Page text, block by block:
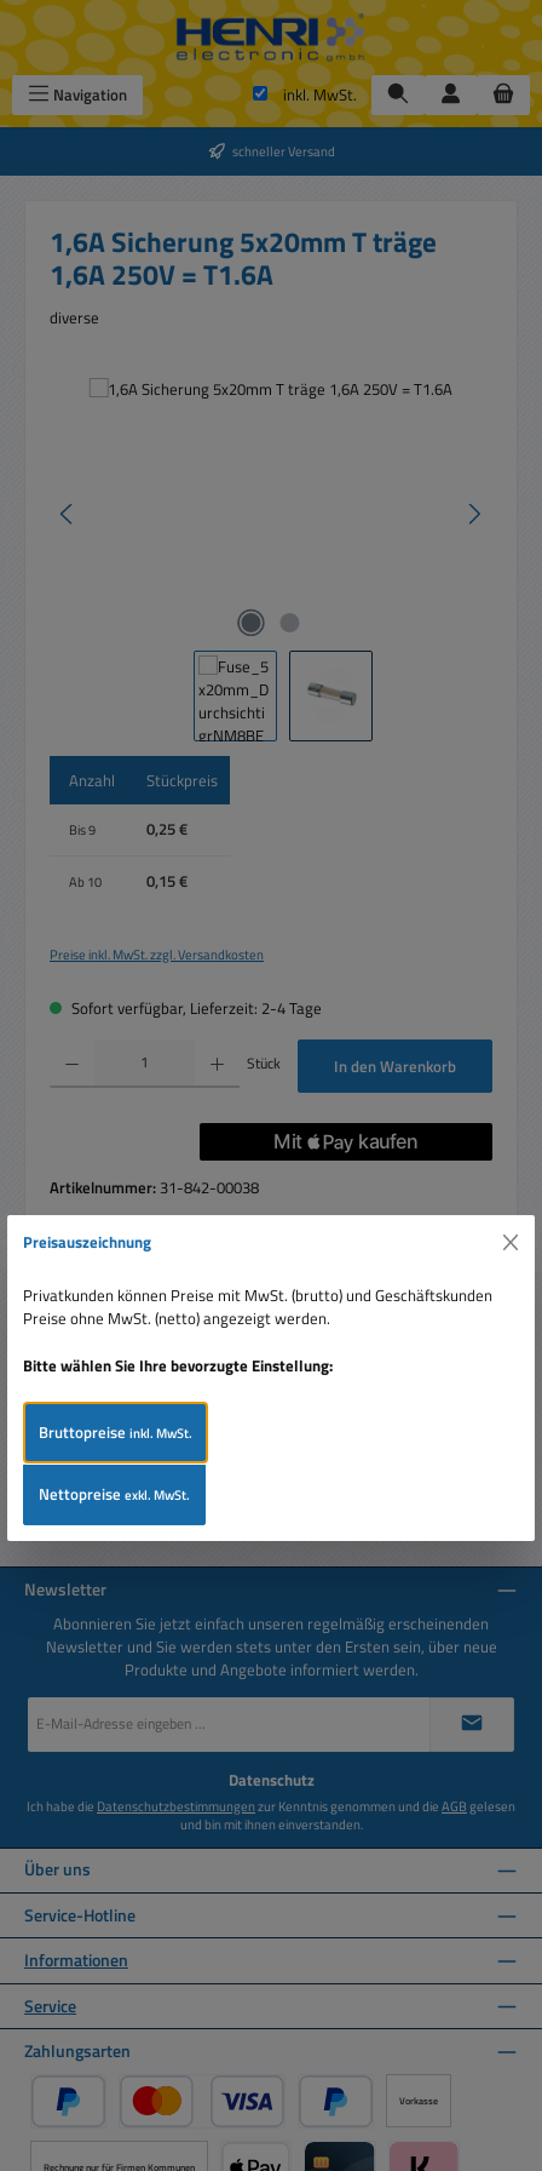
Zum Hauptinhalt springen
Navigation inkl. MwSt.
schneller Versand
1,6A Sicherung 5x20mm T träge
1,6A 250V = T1.6A
diverse
Bildergalerie überspringen
Anzahl Stückpreis
Bis9 0,25 €
Ab 10 0,15 €
Preise inkl. MwSt. zzgl. Versandkosten
Sofort verfügbar, Lieferzeit: 2-4 Tage
Produkt Anzahl: Gib den gewünschten Wert ein oder benutze die Schaltflächen um
Stück In den Warenkorb
Artikelnummer: 31-842-00038
Beschreibung
Sicherung 5x20mm träge 1,6A 250V Bezeichnung meist
T1.6A
Bewertungen
Newsletter
Abonnieren Sie jetzt einfach unseren regelmäßig erscheinenden
Newsletter und Sie werden stets unter den Ersten sein, über neue
Produkte und Angebote informiert werden.
Mail-
Datenschutz
Ich habe die Datenschutzbestimmungenzur Kenntnis genommen und dieAGBgelesen
und bin mit ihnen einverstanden.
Über uns
Service-Hotline
Informationen
Service
Zahlungsarten
PayPal Kredit- oder Debitkarte über PayPal
Später Bezahlen über PayPal
Vorkasse
Rechnung nur für Firmen Kommunen
Preisauszeichnung
Privatkunden können Preise mit MwSt. (brutto) und Geschäftskunden
Preise ohne MwSt. (netto) angezeigt werden.
Bitte wählen Sie Ihre bevorzugte Einstellung:
Bruttopreiseinkl. MwSt.
Nettopreiseexkl. MwSt.